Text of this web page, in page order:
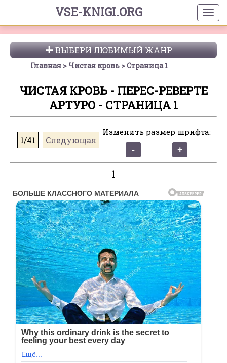
VSE-KNIGI.ORG
ВЫБЕРИ ЛЮБИМЫЙ ЖАНР
Главная Чистая кровь Страница 1
ЧИСТАЯ КРОВЬ - ПЕРЕС-РЕВЕРТЕ
АРТУРО - СТРАНИЦА 1
1/41 Следующая
Изменить размер шрифта:
1